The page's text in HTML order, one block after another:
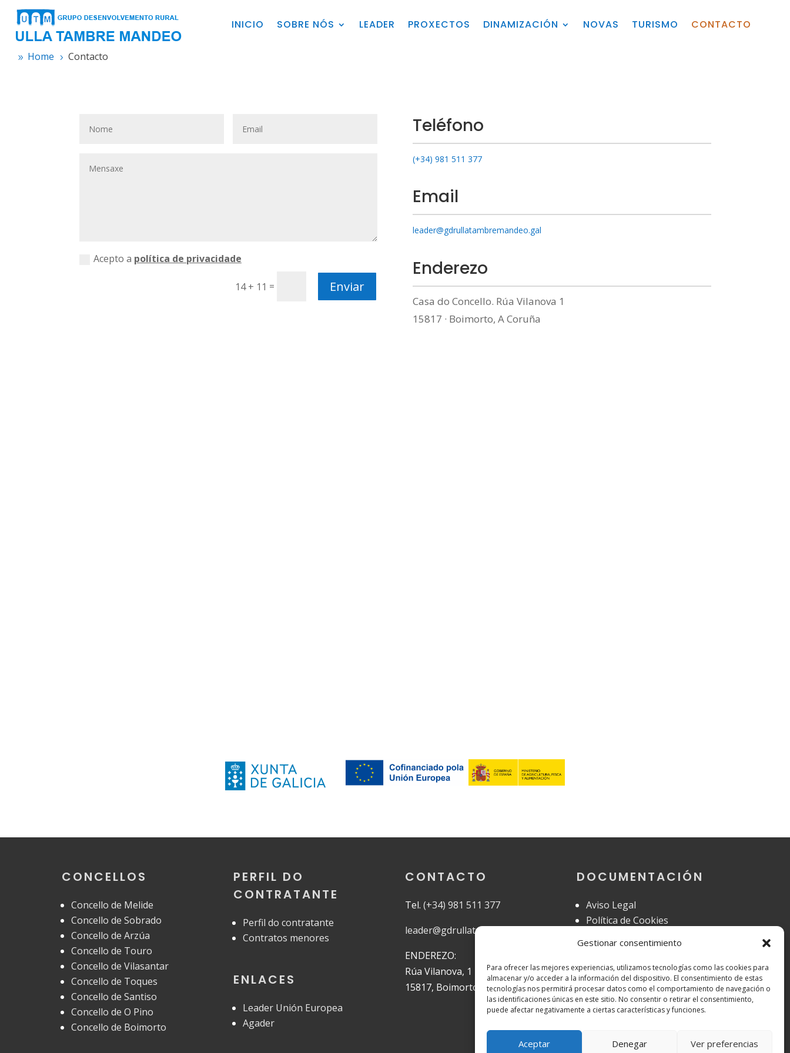
Gestionar consentimiento
Para ofrecer las mejores experiencias, utilizamos tecnologías como las cookies para
almacenar y/o acceder a la información del dispositivo. El consentimiento de estas
tecnologías nos permitirá procesar datos como el comportamiento de navegación o
las identificaciones únicas en este sitio. No consentir o retirar el consentimiento,
puede afectar negativamente a ciertas características y funciones.
Aceptar Denegar Ver preferencias
INICIO SOBRE NÓS LEADER PROXECTOS DINAMIZACIÓN NOVAS TURISMO CONTACTO
9 Home 5 Contacto
Acepto a política de privacidade
14 + 11 = Enviar
Teléfono
(+34) 981 511 377
Email
leader@gdrullatambremandeo.gal
Enderezo
Casa do Concello. Rúa Vilanova 1
15817 · Boimorto, A Coruña
CONCELLOS
Concello de Melide
Concello de Sobrado
Concello de Arzúa
Concello de Touro
Concello de Vilasantar
Concello de Toques
Concello de Santiso
Concello de O Pino
Concello de Boimorto
PERFIL DO
CONTRATANTE
Perfil do contratante
Contratos menores
ENLACES
Leader Unión Europea
Agader
CONTACTO
Tel. (+34) 981 511 377
leader@gdrullatambremandeo.gal
ENDEREZO:
Rúa Vilanova, 1
15817, Boimorto, A Coruña
DOCUMENTACIÓN
Aviso Legal
Política de Cookies